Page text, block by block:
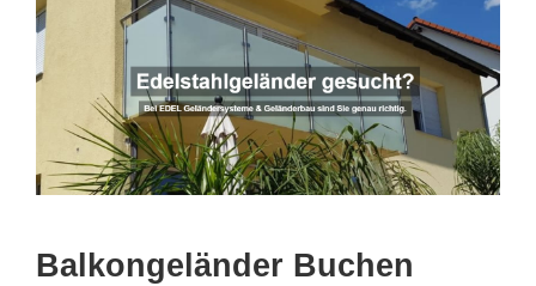
Balkongeländer Buchen